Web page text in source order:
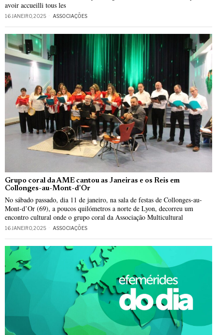
avoir accueilli tous les
16 JANEIRO, 2025 ASSOCIAÇÕES
Grupo coral da AME cantou as Janeiras e os Reis em
Collonges-au-Mont-d’Or
No sábado passado, dia 11 de janeiro, na sala de festas de Collonges-au-
Mont-d’Or (69), a poucos quilómetros a norte de Lyon, decorreu um
encontro cultural onde o grupo coral da Associação Multicultural
16 JANEIRO, 2025 ASSOCIAÇÕES